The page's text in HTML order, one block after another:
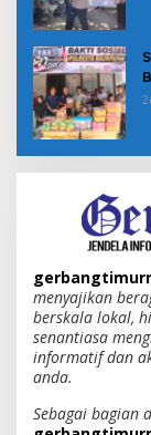
menyajikan
berskala lokal,
senantiasa
informatif dan
anda.
Sebagai bagian